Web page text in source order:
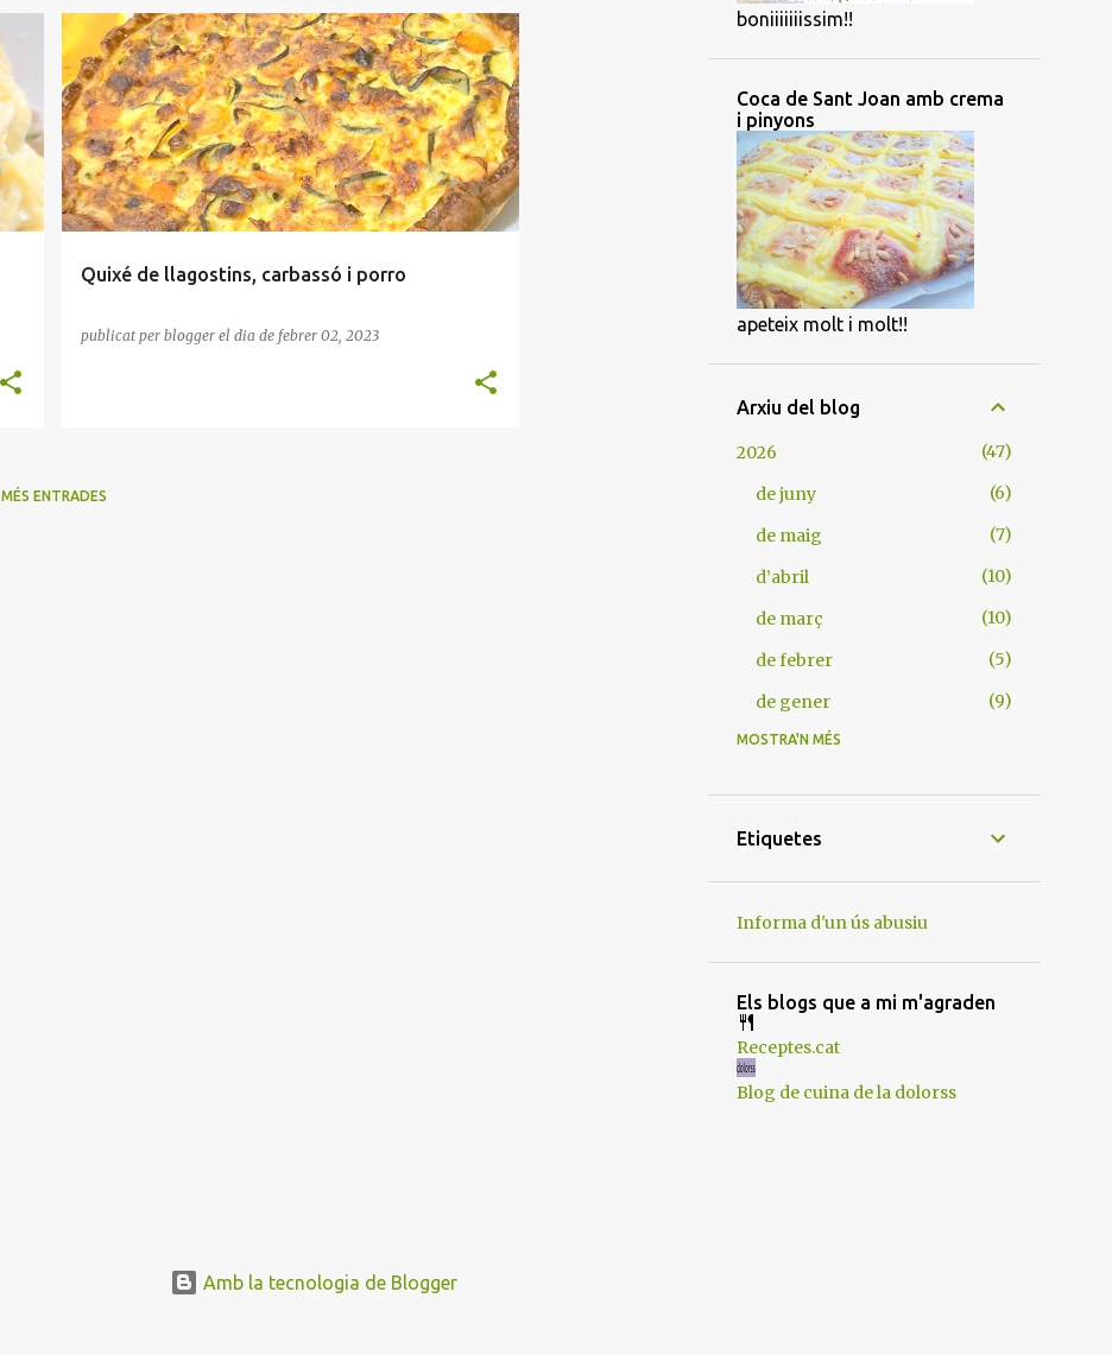
Quixé de llagostins, carbassó i porro
publicat per blogger el dia de febrer 02, 2023
APERITIU HORTALISSES MARISC QUIXÉ
MÉS ENTRADES
boniiiiiiissim!!
Coca de Sant Joan amb crema
i pinyons
apeteix molt i molt!!
Arxiu del blog
2026
47
de juny
6
de maig
7
d’abril
10
de març
10
de febrer
5
de gener
9
2025
de novembre
de setembre
de juny
MOSTRA'N MÉS
Etiquetes
Informa d'un ús abusiu
Els blogs que a mi m'agraden
Receptes.cat
Blog de cuina de la dolorss
Amb la tecnologia de Blogger